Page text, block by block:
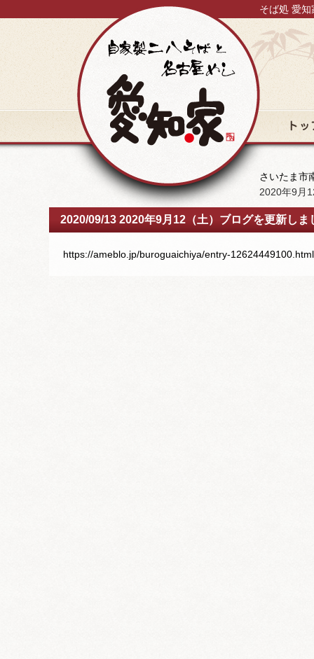
そば処 愛
さいたま市
2020年9月
2020/09/13 2020年9月12（土）ブログを更新しま
https://ameblo.jp/buroguaichiya/entry-12624449100.html